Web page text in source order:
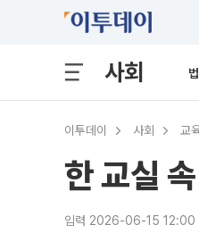
사회
이투데이 사회 교
한 교실
입력 2026-06-15 12:00